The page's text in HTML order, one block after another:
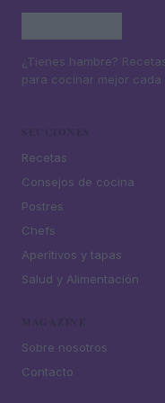
¿Tienes hambre?
para cocinar mejor cada
Recetas
Consejos de cocina
Postres
Chefs
Aperitivos y tapas
Salud y Alimentación
Sobre nosotros
Contacto